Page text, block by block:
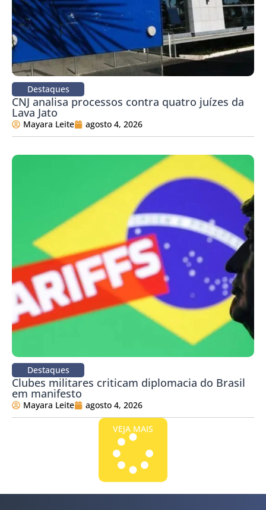
Destaques
CNJ analisa processos contra quatro juízes da
Lava Jato
Mayara Leite agosto 4, 2026
Destaques
Clubes militares criticam diplomacia do Brasil
em manifesto
Mayara Leite agosto 4, 2026
VEJA MAIS